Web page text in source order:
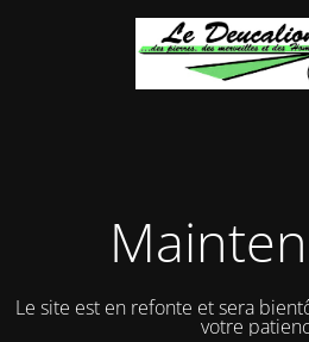
Le site est en refonte et sera
votre